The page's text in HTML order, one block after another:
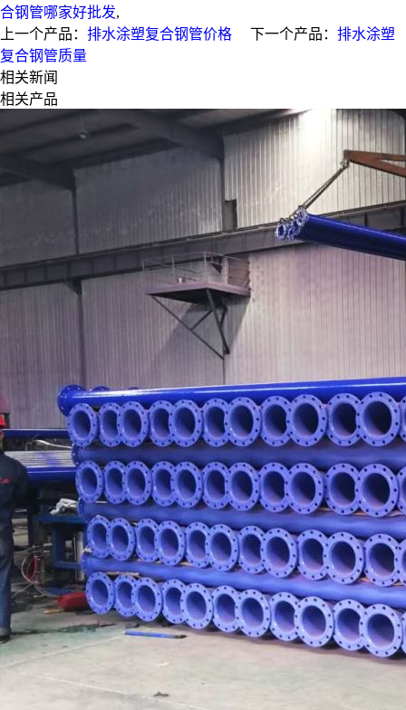
合钢管哪家好批发,
上一个产品： 排水涂塑复合钢管价格 下一个产品： 排水涂塑
复合钢管质量
相关新闻
相关产品